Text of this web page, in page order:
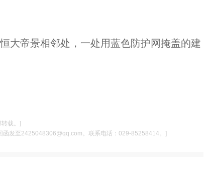
大帝景相邻处，一处用蓝色防护网掩盖的建
载。]
发至2425048306@qq.com。联系电话：029-85258414。]